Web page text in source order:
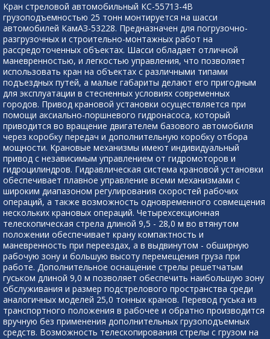
Кран стреловой автомобильный КС-55713-4В
грузоподъемностью 25 тонн монтируется на шасси
автомобилей КамАЗ-53228. Предназначен для погрузочно-
разгрузочных и строительно-монтажных работ на
рассредоточенных объектах. Шасси обладает отличной
маневренностью, и легкостью управления, что позволяет
использовать кран на объектах с различными типами
подъездных путей, а малые габариты делают его пригодным
для эксплуатации в стесненных условиях современных
городов. Привод крановой установки осуществляется при
помощи аксиально-поршневого гидронасоса, который
приводится во вращение двигателем базового автомобиля
через коробку передач и дополнительную коробку отбора
мощности. Крановые механизмы имеют индивидуальный
привод с независимым управлением от гидромоторов и
гидроцилиндров. Гидравлическая система крановой установки
обеспечивает плавное управление всеми механизмами с
широким диапазоном регулирования скоростей рабочих
операций, а также возможность одновременного совмещения
нескольких крановых операций. Четырехсекционная
телескопическая стрела длиной 9,5 - 28,0 м во втянутом
положении обеспечивает крану компактность и
маневренность при переездах, а в выдвинутом - обширную
рабочую зону и большую высоту перемещения груза при
работе. Дополнительное оснащение стрелы решетчатым
гуськом длиной 9,0 м позволяет обеспечить наибольшую зону
обслуживания и размер подстрелового пространства среди
аналогичных моделей 25,0 тонных кранов. Перевод гуська из
транспортного положения в рабочее и обратно производится
вручную без применения дополнительных грузоподъемных
средств. Возможность телескопирования стрелы с грузом на